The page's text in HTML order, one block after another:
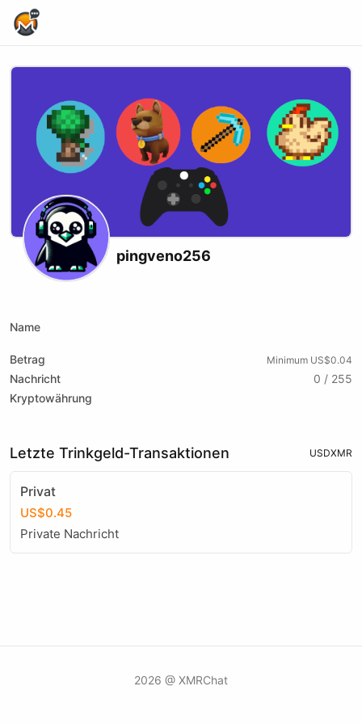
pingveno256
Name
Betrag Minimum US$0.04
Nachricht
0 / 255
Kryptowährung
Letzte Trinkgeld-Transaktionen USDXMR
Privat
US$0.45
Private Nachricht
2026 @ XMRChat